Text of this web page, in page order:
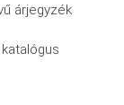
árjegyzék